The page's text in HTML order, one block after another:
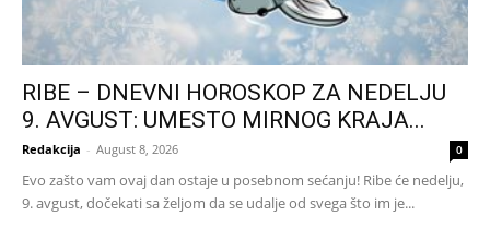
RIBE – DNEVNI HOROSKOP ZA NEDELJU
9. AVGUST: UMESTO MIRNOG KRAJA...
Redakcija - August 8, 2026 0
Evo zašto vam ovaj dan ostaje u posebnom sećanju! Ribe će nedelju,
9. avgust, dočekati sa željom da se udalje od svega što im je...